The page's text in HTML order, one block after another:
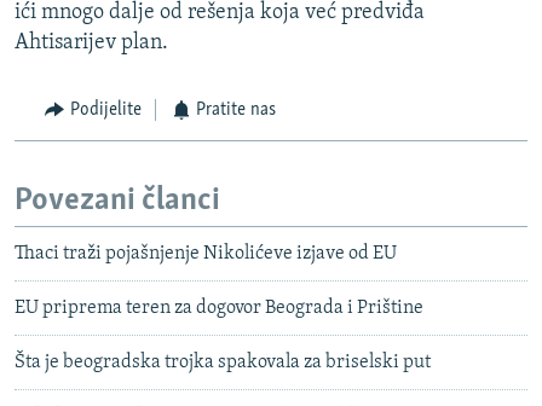
ići mnogo dalje od rešenja koja već predviđa
Ahtisarijev plan.
Podijelite Pratite nas
Povezani članci
Thaci traži pojašnjenje Nikolićeve izjave od EU
EU priprema teren za dogovor Beograda i Prištine
Šta je beogradska trojka spakovala za briselski put